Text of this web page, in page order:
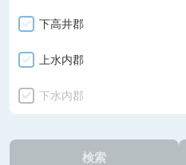
下高井郡
上水内郡
下水内郡
検索